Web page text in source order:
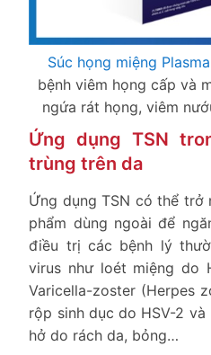
Súc họng miệng
bệnh viêm họng cấp và
ngứa rát họng, viêm
Ứng dụng TSN
trùng trên da
Ứng dụng TSN có thể trở
phẩm dùng ngoài để
điều trị các bệnh lý
virus như loét miệng do
Varicella-zoster (Herpes
rộp sinh dục do HSV-2 và
hở do rách da, bỏng…